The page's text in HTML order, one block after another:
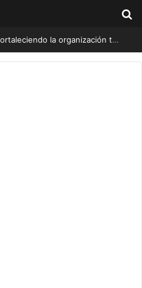
En Morelos continuamos fortaleciendo la organización territorial de Morena Sí: Ariadna Montiel